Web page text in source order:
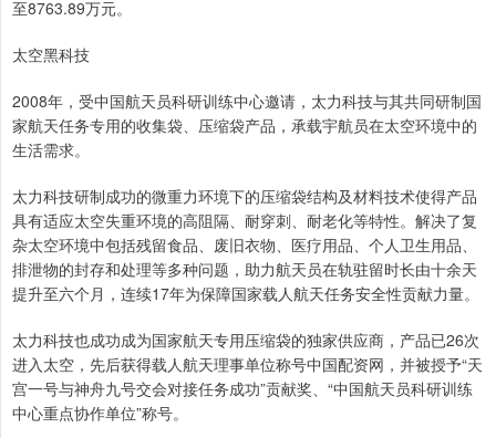
至8763.89万元。
太空黑科技
2008年，受中国航天员科研训练中心邀请，太力科技与其共同研制国
家航天任务专用的收集袋、压缩袋产品，承载宇航员在太空环境中的
生活需求。
太力科技研制成功的微重力环境下的压缩袋结构及材料技术使得产品
具有适应太空失重环境的高阻隔、耐穿刺、耐老化等特性。解决了复
杂太空环境中包括残留食品、废旧衣物、医疗用品、个人卫生用品、
排泄物的封存和处理等多种问题，助力航天员在轨驻留时长由十余天
提升至六个月，连续17年为保障国家载人航天任务安全性贡献力量。
太力科技也成功成为国家航天专用压缩袋的独家供应商，产品已26次
进入太空，先后获得载人航天理事单位称号中国配资网，并被授予“天
宫一号与神舟九号交会对接任务成功”贡献奖、“中国航天员科研训练
中心重点协作单位”称号。